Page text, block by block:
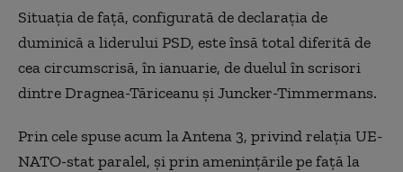
Situaţia de faţă, configurată de declaraţia de
duminică a liderului PSD, este însă total diferită de
cea circumscrisă, în ianuarie, de duelul în scrisori
dintre Dragnea-Tăriceanu şi Juncker-Timmermans.
Prin cele spuse acum la Antena 3, privind relaţia UE-
NATO-stat paralel, şi prin ameninţările pe faţă la